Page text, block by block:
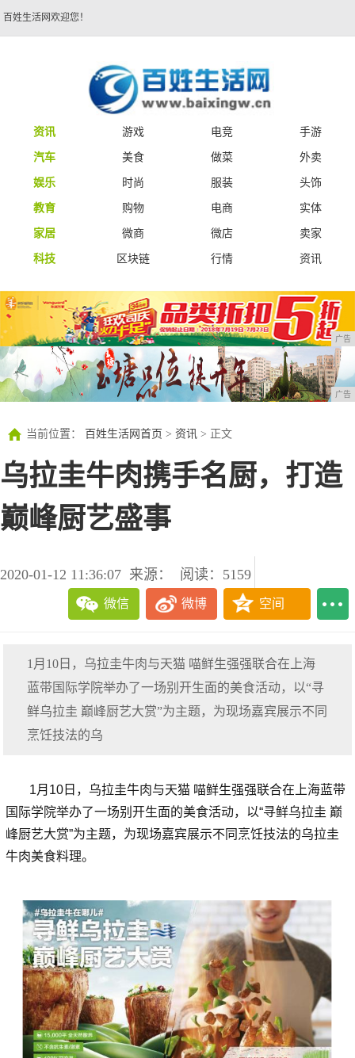
百姓生活网欢迎您！
资讯 游戏 电竞
手游
汽车
美食 做菜
外卖
娱乐
时尚 服装
头饰
教育
购物 电商
实体
家居
微商 微店
卖家
科技
区块链 行情 资讯
广告
广告
当前位置： 百姓生活网首页 > 资讯 > 正文
乌拉圭牛肉携手名厨，打造
巅峰厨艺盛事
2020-01-12 11:36:07 来源： 阅读：5159
微信 微博 空间
1月10日，乌拉圭牛肉与天猫 喵鲜生强强联合在上海
蓝带国际学院举办了一场别开生面的美食活动，以“寻
鲜乌拉圭 巅峰厨艺大赏”为主题，为现场嘉宾展示不同
烹饪技法的乌
1月10日，乌拉圭牛肉与天猫 喵鲜生强强联合在上海蓝带
国际学院举办了一场别开生面的美食活动，以“寻鲜乌拉圭 巅
峰厨艺大赏”为主题，为现场嘉宾展示不同烹饪技法的乌拉圭
牛肉美食料理。